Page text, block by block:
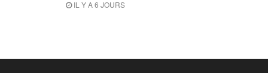
IL Y A 6 JOURS